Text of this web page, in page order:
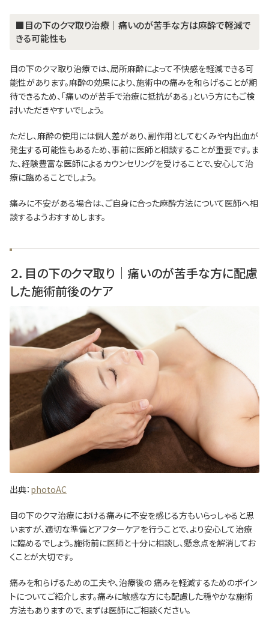
■目の下のクマ取り治療｜痛いのが苦手な方は麻酔で軽減で
きる可能性も
目の下のクマ取り治療では、局所麻酔によって不快感を軽減できる可
能性があります。麻酔の効果により、施術中の痛みを和らげることが期
待できるため、「痛いのが苦手で治療に抵抗がある」という方にもご検
討いただきやすいでしょう。
ただし、麻酔の使用には個人差があり、副作用としてむくみや内出血が
発生する可能性もあるため、事前に医師と相談することが重要です。ま
た、経験豊富な医師によるカウンセリングを受けることで、安心して治
療に臨めることでしょう。
痛みに不安がある場合は、ご自身に合った麻酔方法について医師へ相
談するようおすすめします。
２．目の下のクマ取り｜痛いのが苦手な方に配慮
した施術前後のケア
出典： photoAC
目の下のクマ治療における痛みに不安を感じる方もいらっしゃると思
いますが、適切な準備とアフターケアを行うことで、より安心して治療
に臨めるでしょう。施術前に医師と十分に相談し、懸念点を解消してお
くことが大切です。
痛みを和らげるための工夫や、治療後の 痛みを軽減するためのポイン
トについてご紹介します。痛みに敏感な方にも配慮した穏やかな施術
方法もありますので、まずは医師にご相談ください。